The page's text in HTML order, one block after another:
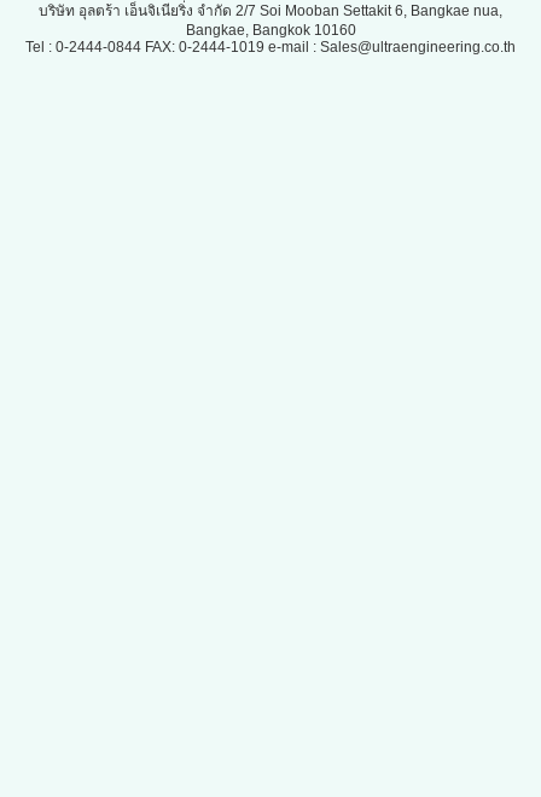
บริษัท อุลตร้า เอ็นจิเนียริ่ง จำกัด 2/7 Soi Mooban Settakit 6, Bangkae nua,
Bangkae, Bangkok 10160
Tel : 0-2444-0844 FAX: 0-2444-1019 e-mail : Sales@ultraengineering.co.th